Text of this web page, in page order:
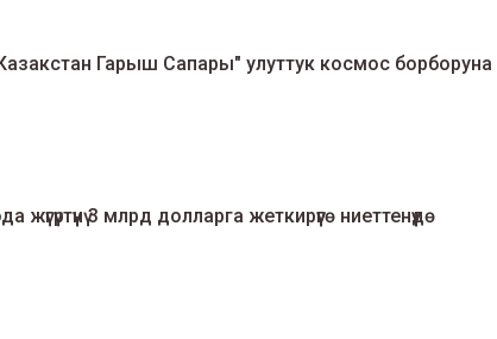
Гарыш Сапары" улуттук космос борборуна
3 млрд долларга жеткирүүгө ниеттенүүдө